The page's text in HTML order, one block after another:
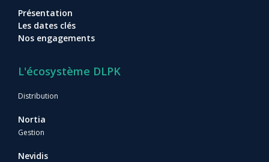
Présentation
Les dates clés
Nos engagements
L'écosystème DLPK
Distribution
Nortia
Gestion
Nevidis